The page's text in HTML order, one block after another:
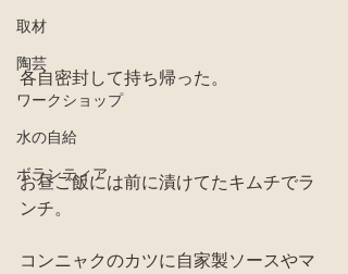
取材
陶芸
ワークショップ
水の自給
ボランティア
各自密封して持ち帰った。
お昼ご飯には前に漬けてたキムチでラ
ンチ。
コンニャクのカツに自家製ソースやマ